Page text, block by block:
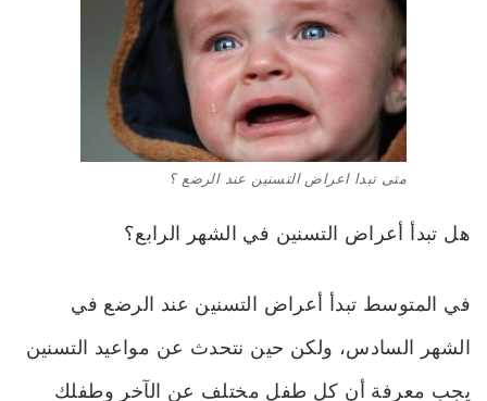
متى تبدا اعراض التسنين عند الرضع ؟
هل تبدأ أعراض التسنين في الشهر الرابع؟
في المتوسط تبدأ أعراض التسنين عند الرضع في
الشهر السادس، ولكن حين نتحدث عن مواعيد التسنين
يجب معرفة أن كل طفل مختلف عن الآخر وطفلك